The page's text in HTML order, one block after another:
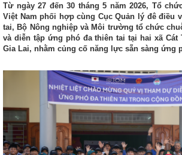
Từ ngày 27 đến 30 tháng 5 năm 2026, Tổ
Việt Nam phối hợp cùng Cục Quản lý đê điều
tai, Bộ Nông nghiệp và Môi trường tổ chức
và diễn tập ứng phó đa thiên tai tại hai xã Cát
Gia Lai, nhằm củng cố năng lực sẵn sàng ứng